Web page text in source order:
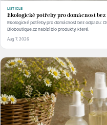
LISTICLE
Ekologické potřeby pro domácnost bez
Ekologické potřeby pro domácnost bez odpadu:
Bioboutique.cz nabízí bio produkty, které.
Aug 7, 2026